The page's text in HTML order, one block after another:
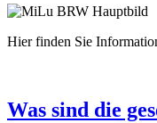
Hier finden Sie
Was sind die